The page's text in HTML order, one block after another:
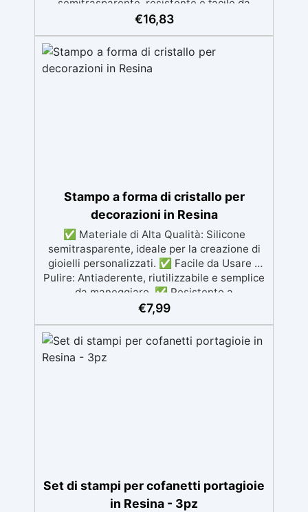
stampi complessi Gomma siliconica liquida
Gomma siliconica morbida Gomma colata
Gomma siliconica per calchi resistenti Gomma
siliconica Gomma siliconica antiaderente See
all articles →
semitrasparente, resistente e facile da
usare, garantendo risultati eccellenti. ✅
facili da lavare e pronti per essere usati più
volte. ✅ Resistenza a Temperature Estreme:
Supporta temperature da -40°C a +210°C,
€16,83
Stampo a forma di cristallo per
decorazioni in Resina
✅ Materiale di Alta Qualità: Silicone
semitrasparente, ideale per la creazione di
gioielli personalizzati. ✅ Facile da Usare e
Pulire: Antiaderente, riutilizzabile e semplice
da maneggiare. ✅ Resistente a
Temperature Estreme: Funziona con
-40°C a +210°C. ✅ Dimensioni Perfette:
Ogni stampo misura 5.0 x 3.5 cm, ideale per
ciondoli e piccoli gioielli. ✅ Versatile: Adatto
€7,99
Set di stampi per cofanetti portagioie
in Resina - 3pz